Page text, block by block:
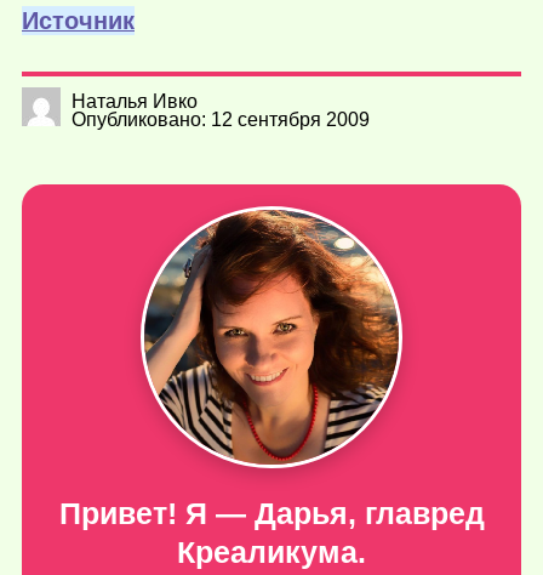
Источник
Наталья Ивко
Опубликовано: 12 сентября 2009
Привет! Я — Дарья, главред
Креаликума.